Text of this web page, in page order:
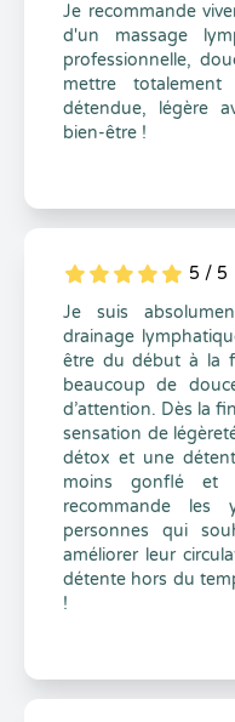
Je recommande
d'un massage
professionnelle,
mettre
détendue, légère
bien-être !
5
1
5
0 5 / 5
Je suis
drainage
être du début à la
beaucoup de
d’attention. Dès la
sensation de
détox et une
moins gonflé et
recommande
personnes qui
améliorer leur
détente hors du
!